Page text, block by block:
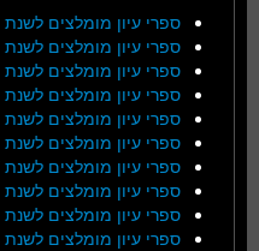
ספרי עיון מומלצים לשנת 2023- חלק ב’
ספרי עיון מומלצים לשנת 2023- חלק א’
ספרי עיון מומלצים לשנת 2022
ספרי עיון מומלצים לשנת 2020
ספרי עיון מומלצים לשנת 2019
ספרי עיון מומלצים לשנת 2018
ספרי עיון מומלצים לשנת 2017
ספרי עיון מומלצים לשנת 2016
ספרי עיון מומלצים לשנת 2015
ספרי עיון מומלצים לשנת 2014